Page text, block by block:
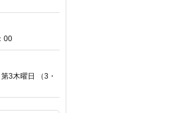
00
3木曜日 （3・